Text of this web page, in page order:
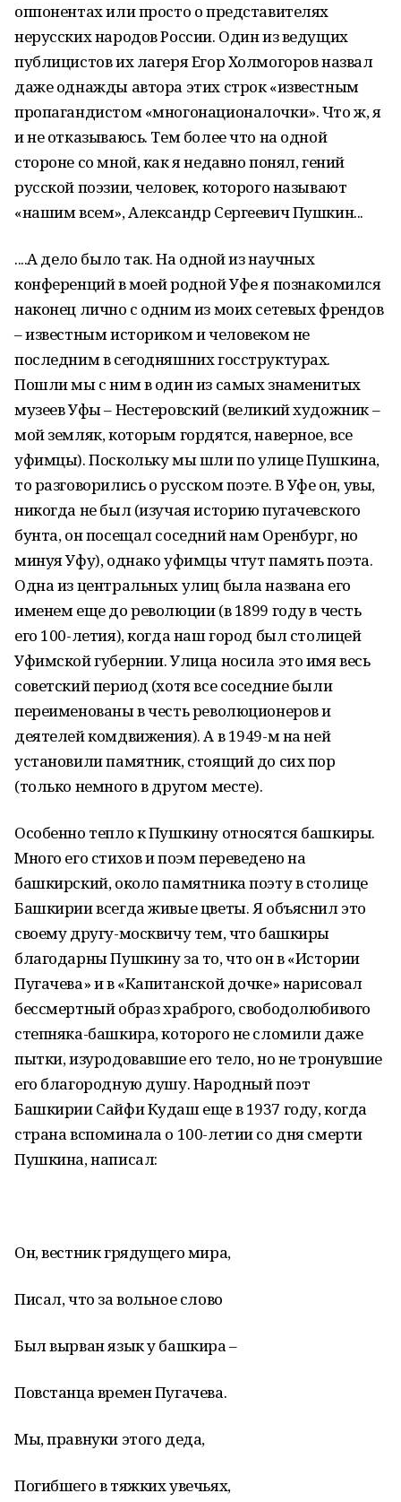
оппонентах или просто о представителях
нерусских народов России. Один из ведущих
публицистов их лагеря Егор Холмогоров назвал
даже однажды автора этих строк «известным
пропагандистом «многонационалочки». Что ж, я
и не отказываюсь. Тем более что на одной
стороне со мной, как я недавно понял, гений
русской поэзии, человек, которого называют
«нашим всем», Александр Сергеевич Пушкин...
....А дело было так. На одной из научных
конференций в моей родной Уфе я познакомился
наконец лично с одним из моих сетевых френдов
– известным историком и человеком не
последним в сегодняшних госструктурах.
Пошли мы с ним в один из самых знаменитых
музеев Уфы – Нестеровский (великий художник –
мой земляк, которым гордятся, наверное, все
уфимцы). Поскольку мы шли по улице Пушкина,
то разговорились о русском поэте. В Уфе он, увы,
никогда не был (изучая историю пугачевского
бунта, он посещал соседний нам Оренбург, но
минуя Уфу), однако уфимцы чтут память поэта.
Одна из центральных улиц была названа его
именем еще до революции (в 1899 году в честь
его 100-летия), когда наш город был столицей
Уфимской губернии. Улица носила это имя весь
советский период (хотя все соседние были
переименованы в честь революционеров и
деятелей комдвижения). А в 1949-м на ней
установили памятник, стоящий до сих пор
(только немного в другом месте).
Особенно тепло к Пушкину относятся башкиры.
Много его стихов и поэм переведено на
башкирский, около памятника поэту в столице
Башкирии всегда живые цветы. Я объяснил это
своему другу-москвичу тем, что башкиры
благодарны Пушкину за то, что он в «Истории
Пугачева» и в «Капитанской дочке» нарисовал
бессмертный образ храброго, свободолюбивого
степняка-башкира, которого не сломили даже
пытки, изуродовавшие его тело, но не тронувшие
его благородную душу. Народный поэт
Башкирии Сайфи Кудаш еще в 1937 году, когда
страна вспоминала о 100-летии со дня смерти
Пушкина, написал:
Он, вестник грядущего мира,
Писал, что за вольное слово
Был вырван язык у башкира –
Повстанца времен Пугачева.
Мы, правнуки этого деда,
Погибшего в тяжких увечьях,